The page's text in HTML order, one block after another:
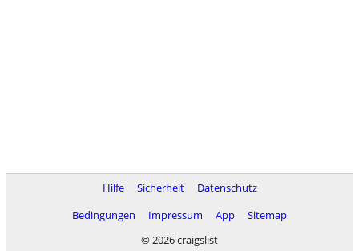
Hilfe Sicherheit
Datenschutz
Bedingungen
Impressum App
Sitemap
© 2026 craigslist